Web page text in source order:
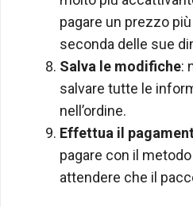
pagare un prezzo
seconda delle sue
Salva le modifiche:
salvare tutte le
nell’ordine.
Effettua il
pagare con il
attendere che il